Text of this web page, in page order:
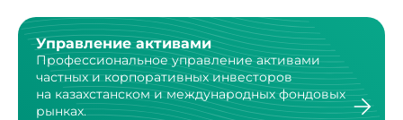
Управление активами
Профессиональное управление активами
частныхи корпоративных инвесторов
на казахстанскоми международных фондовых
рынках.